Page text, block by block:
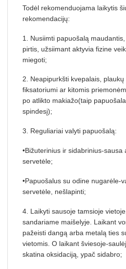
Todėl rekomenduojama laikytis
rekomendacijų:
1. Nusiimti papuošalą
pirtis, užsiimant aktyvia fizine
miegoti;
2. Neapipurkšti kvepalais,
fiksatoriumi ar kitomis
po atlikto makiažo(taip
spindesį);
3. Reguliariai valyti papuošalą:
•Bižuterinius ir sidabrinius-sausa
servetėle;
•Papuošalus su odine nugarėle-
servetėle, nešlapinti;
4. Laikyti sausoje tamsioje
sandariame maišelyje. Laikant
pažeisti dangą arba metalą ties
vietomis. O laikant šviesoje-
skatina oksidaciją, ypač sidabro;